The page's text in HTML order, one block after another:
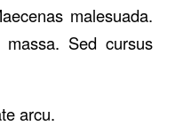
malesuada.
Sed cursus
arcu.